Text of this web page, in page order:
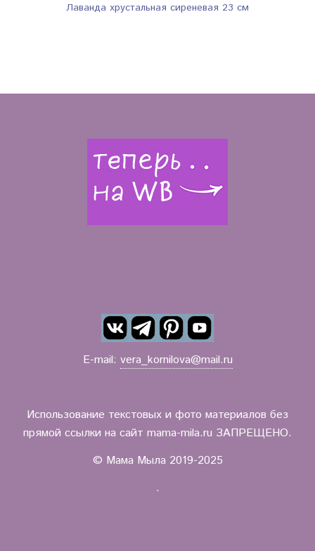
Лаванда хрустальная сиреневая 23 см
E-mail: vera_kornilova@mail.ru
Использование текстовых и фото материалов без
прямой ссылки на сайт mama-mila.ru ЗАПРЕЩЕНО.
© Мама Мыла 2019-2025
.